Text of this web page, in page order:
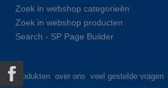
Zoek in webshop categorieën
Zoek in webshop producten
Search - SP Page Builder
produkten over ons veel gestelde vragen